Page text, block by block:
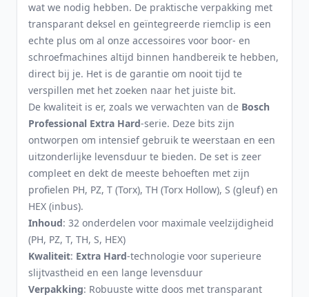
wat we nodig hebben. De praktische verpakking met
transparant deksel en geïntegreerde riemclip is een
echte plus om al onze accessoires voor boor- en
schroefmachines altijd binnen handbereik te hebben,
direct bij je. Het is de garantie om nooit tijd te
verspillen met het zoeken naar het juiste bit.
De kwaliteit is er, zoals we verwachten van de Bosch
Professional Extra Hard-serie. Deze bits zijn
ontworpen om intensief gebruik te weerstaan en een
uitzonderlijke levensduur te bieden. De set is zeer
compleet en dekt de meeste behoeften met zijn
profielen PH, PZ, T (Torx), TH (Torx Hollow), S (gleuf) en
HEX (inbus).
Inhoud: 32 onderdelen voor maximale veelzijdigheid
(PH, PZ, T, TH, S, HEX)
Kwaliteit: Extra Hard-technologie voor superieure
slijtvastheid en een lange levensduur
Verpakking: Robuuste witte doos met transparant